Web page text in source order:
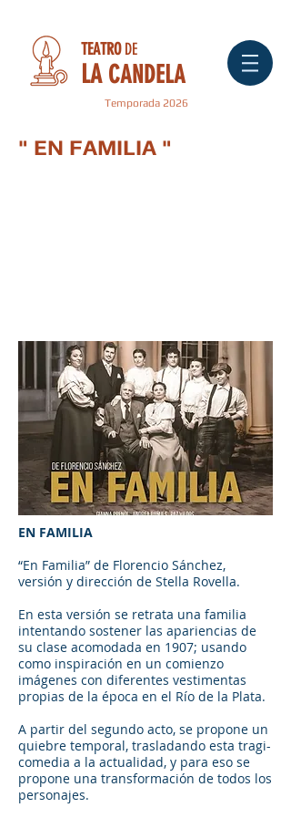
TEATRO DE
LA CANDELA
Temporada 2026
" EN FAMILIA "
EN FAMILIA
“En Familia” de Florencio Sánchez,
versión y dirección de Stella Rovella.
En esta versión se retrata una familia
intentando sostener las apariencias de
su clase acomodada en 1907; usando
como inspiración en un comienzo
imágenes con diferentes vestimentas
propias de la época en el Río de la Plata.
A partir del segundo acto, se propone un
quiebre temporal, trasladando esta tragi-
comedia a la actualidad, y para eso se
propone una transformación de todos los
personajes.